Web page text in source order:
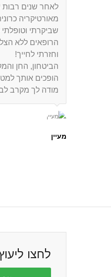
לאחר שנים
מאורטיקריה
שביקרתי וטופלתי
הרופאים ללא
וחזרתי לחייך!
הביטחון, החן
הופכים אותך
מודה לך מקרב
מעיין
לחיים, מתכוונים
תודה על שהחזרת
שהיו חסרות לנו,
שהחזרת לנו
טיפול מסור
גילי והילדים אורי וסיון
לחצו